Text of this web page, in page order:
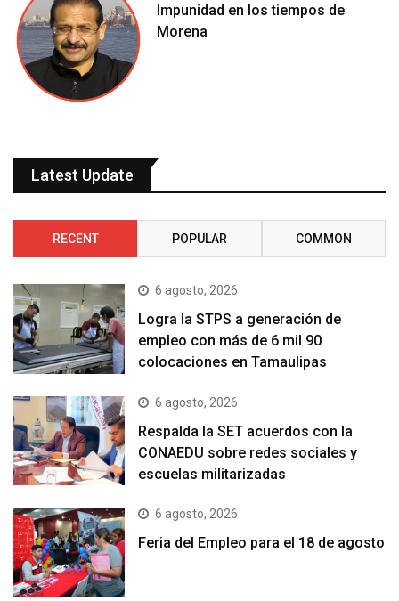
Impunidad en los tiempos de
Morena
Latest Update
RECENT POPULAR COMMON
6 agosto, 2026
Logra la STPS a generación de
empleo con más de 6 mil 90
colocaciones en Tamaulipas
6 agosto, 2026
Respalda la SET acuerdos con la
CONAEDU sobre redes sociales y
escuelas militarizadas
6 agosto, 2026
Feria del Empleo para el 18 de agosto